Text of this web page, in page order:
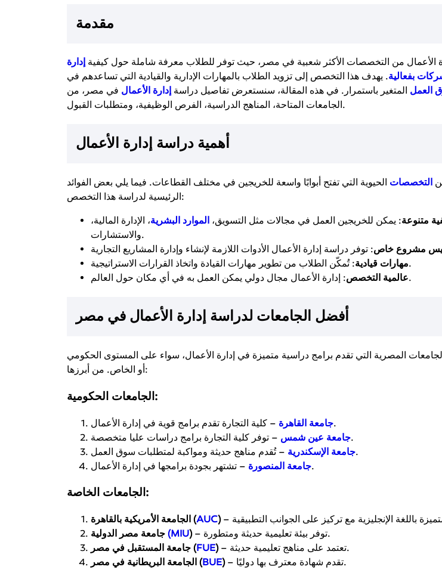
مقدمة
الأعمال من التخصصات الأكثر شعبية في مصر، حيث توفر للطلاب معرفة شاملة حول كيفية إدارة
بفعالية. يهدف هذا التخصص إلى تزويد الطلاب بالمهارات الإدارية والقيادية التي تساعدهم في
العمل المتغير باستمرار. في هذه المقالة، سنستعرض تفاصيل دراسة إدارة الأعمال في مصر، من
الجامعات المتاحة، المناهج الدراسية، الفرص الوظيفية، ومتطلبات القبول.
أهمية دراسة إدارة الأعمال
التخصصات الحيوية التي تفتح أبوابًا واسعة للخريجين في مختلف القطاعات. فيما يلي بعض الفوائد
الرئيسية لدراسة هذا التخصص:
متنوعة: يمكن للخريجين العمل في مجالات مثل التسويق، الموارد البشرية، الإدارة المالية،
والاستشارات.
مشروع خاص
مهارات قيادية: تُمكّن الطلاب من تطوير مهارات القيادة واتخاذ القرارات الاستراتيجية.
عالمية التخصص: إدارة الأعمال مجال دولي يمكن العمل به في أي مكان حول العالم.
أفضل الجامعات لدراسة إدارة الأعمال في مصر
المصرية التي تقدم برامج دراسية متميزة في إدارة الأعمال، سواء على المستوى الحكومي
أو الخاص. من أبرزها:
الجامعات الحكومية:
جامعة القاهرة– كلية التجارة تقدم برامج قوية في إدارة الأعمال.
جامعة عين شمس– توفر كلية التجارة برامج دراسات عليا متخصصة.
جامعة الإسكندرية– تُقدم مناهج حديثة ومواكبة لمتطلبات سوق العمل.
جامعة المنصورة– تشتهر بجودة برامجها في إدارة الأعمال.
الجامعات الخاصة:
الجامعة الأمريكية بالقاهرة (AUC)
جامعة مصر الدولية(MIU)
– توفر بيئة تعليمية حديثة ومتطورة.
جامعة المستقبل في مصر (FUE)
– تعتمد على مناهج تعليمية حديثة.
الجامعة البريطانية في مصر (BUE) – تقدم شهادة معترف بها دوليًا.